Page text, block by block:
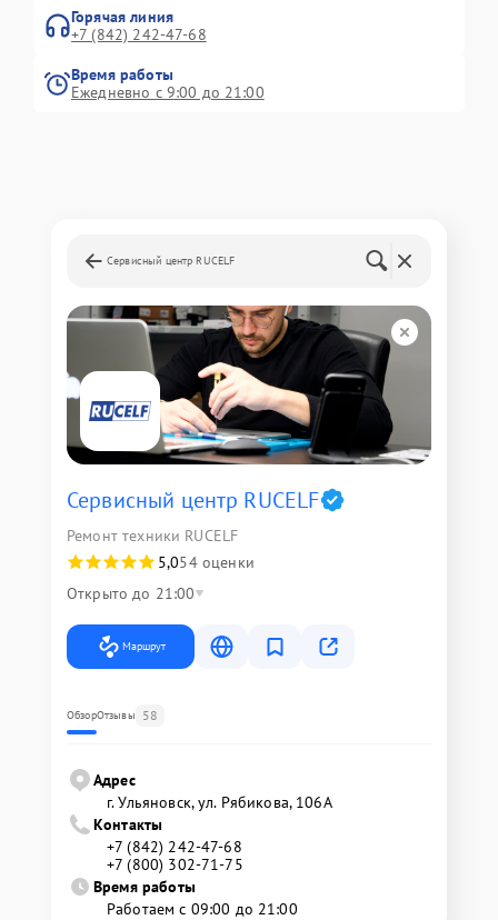
Горячая линия
+7 (842) 242-47-68
Время работы
Ежедневно с 9:00 до 21:00
Сервисный центр RUCELF
Сервисный центр RUCELF
Ремонт техники RUCELF
5,054 оценки
Открыто до 21:00
Маршрут
ОбзорОтзывы 58
Адрес
г. Ульяновск, ул. Рябикова, 106А
Контакты
+7 (842) 242-47-68
+7 (800) 302-71-75
Время работы
Работаем с 09:00 до 21:00